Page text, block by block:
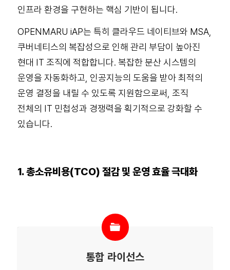
인프라 환경을 구현하는 핵심 기반이 됩니다.
OPENMARU iAP는 특히 클라우드 네이티브와 MSA,
쿠버네티스의 복잡성으로 인해 관리 부담이 높아진
현대 IT 조직에 적합합니다. 복잡한 분산 시스템의
운영을 자동화하고, 인공지능의 도움을 받아 최적의
운영 결정을 내릴 수 있도록 지원함으로써, 조직
전체의 IT 민첩성과 경쟁력을 획기적으로 강화할 수
있습니다.
1. 총소유비용(TCO) 절감 및 운영 효율 극대화
통합 라이선스